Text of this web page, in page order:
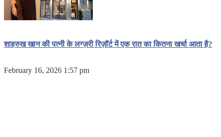
शाहरुख खान की पत्नी के लग्ज़री रिज़ॉर्ट में एक रात का कितना खर्चा आता है?
February 16, 2026 1:57 pm